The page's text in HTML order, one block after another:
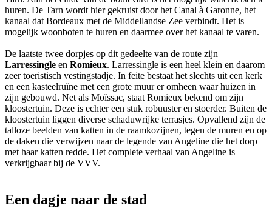
huren. De Tarn wordt hier gekruist door het Canal à Garonne, het
kanaal dat Bordeaux met de Middellandse Zee verbindt. Het is
mogelijk woonboten te huren en daarmee over het kanaal te varen.
De laatste twee dorpjes op dit gedeelte van de route zijn
Larressingle en Romieux. Larressingle is een heel klein en daarom
zeer toeristisch vestingstadje. In feite bestaat het slechts uit een kerk
en een kasteelruïne met een grote muur er omheen waar huizen in
zijn gebouwd. Net als Moïssac, staat Romieux bekend om zijn
kloostertuin. Deze is echter een stuk robuuster en stoerder. Buiten de
kloostertuin liggen diverse schaduwrijke terrasjes. Opvallend zijn de
talloze beelden van katten in de raamkozijnen, tegen de muren en op
de daken die verwijzen naar de legende van Angeline die het dorp
met haar katten redde. Het complete verhaal van Angeline is
verkrijgbaar bij de VVV.
Een dagje naar de stad